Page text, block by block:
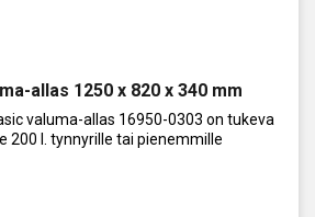
allas 1250 x 820 x 340 mm
valuma-allas 16950-0303 on tukeva
200 l. tynnyrille tai pienemmille